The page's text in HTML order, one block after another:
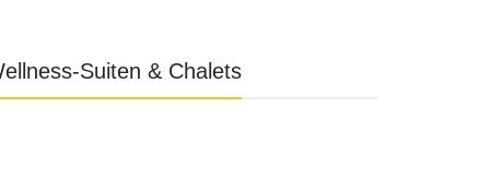
Suiten & Chalets